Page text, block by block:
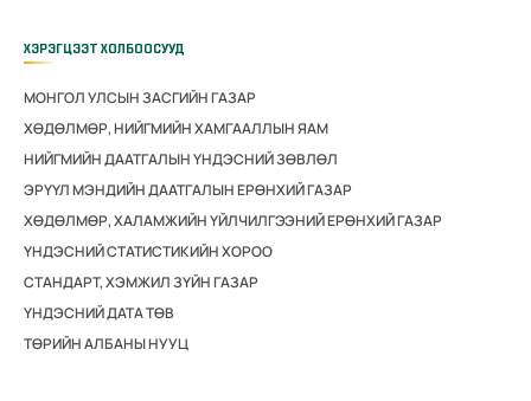
ХЭРЭГЦЭЭТ ХОЛБООСУУД
МОНГОЛ УЛСЫН ЗАСГИЙН ГАЗАР
ХӨДӨЛМӨР, НИЙГМИЙН ХАМГААЛЛЫН ЯАМ
НИЙГМИЙН ДААТГАЛЫН ҮНДЭСНИЙ ЗӨВЛӨЛ
ЭРҮҮЛ МЭНДИЙН ДААТГАЛЫН ЕРӨНХИЙ ГАЗАР
ХӨДӨЛМӨР, ХАЛАМЖИЙН ҮЙЛЧИЛГЭЭНИЙ ЕРӨНХИЙ ГАЗАР
ҮНДЭСНИЙ СТАТИСТИКИЙН ХОРОО
СТАНДАРТ, ХЭМЖИЛ ЗҮЙН ГАЗАР
ҮНДЭСНИЙ ДАТА ТӨВ
ТӨРИЙН АЛБАНЫ НУУЦ